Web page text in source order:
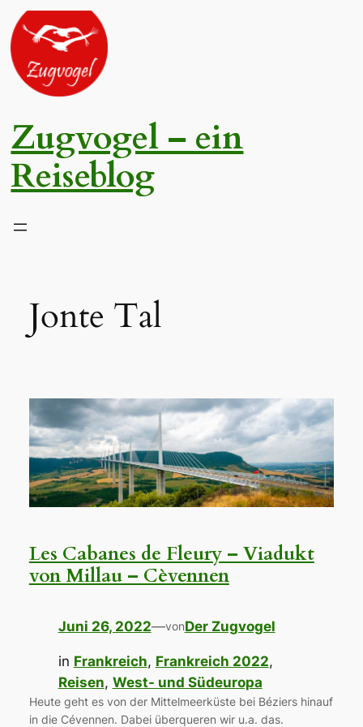
Zum
Inhalt
springen
Zugvogel – ein
Reiseblog
Jonte Tal
Les Cabanes de Fleury – Viadukt
von Millau – Cèvennen
Juni 26, 2022—vonDer Zugvogel
in Frankreich, Frankreich 2022
Reisen, West- und Südeuropa
Heute geht es von der Mittelmeerküste bei Béziers hinauf
in die Cévennen. Dabei überqueren wir u.a. das.